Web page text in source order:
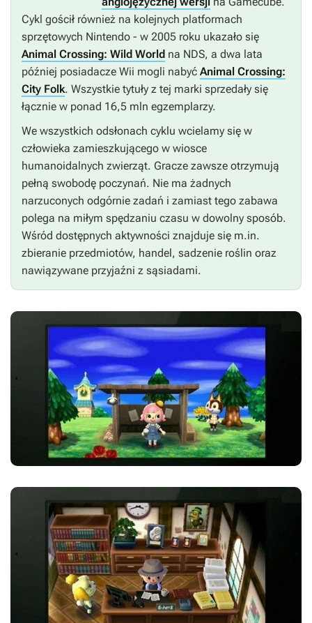
Cykl gościł również na kolejnych platformach
sprzętowych Nintendo - w 2005 roku ukazało się
Animal Crossing: Wild World na NDS, a dwa lata
później posiadacze Wii mogli nabyć Animal Crossing:
City Folk. Wszystkie tytuły z tej marki sprzedały się
łącznie w ponad 16,5 mln egzemplarzy.
We wszystkich odsłonach cyklu wcielamy się w
człowieka zamieszkującego w wiosce
humanoidalnych zwierząt. Gracze zawsze otrzymują
pełną swobodę poczynań. Nie ma żadnych
narzuconych odgórnie zadań i zamiast tego zabawa
polega na miłym spędzaniu czasu w dowolny sposób.
Wśród dostępnych aktywności znajduje się m.in.
zbieranie przedmiotów, handel, sadzenie roślin oraz
nawiązywane przyjaźni z sąsiadami.